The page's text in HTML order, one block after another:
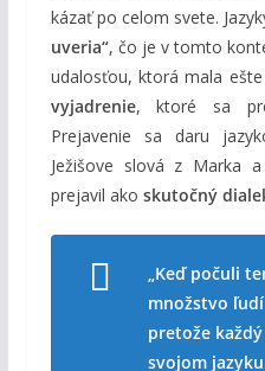
kázať po celom svete.
uveria“, čo je v tomto
udalosťou, ktorá mala
vyjadrenie, ktoré sa
Prejavenie sa daru
Ježišove slová z Marka
prejavil ako skutočný
„Keď počuli
množstvo
pretože
svojom